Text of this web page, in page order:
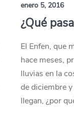
enero 5, 2016
¿Qué
El Enfen, que
hace meses,
lluvias en la
de diciembre
llegan, ¿por